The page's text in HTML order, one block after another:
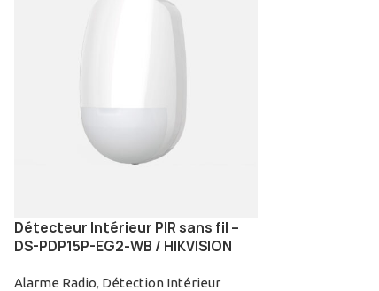
Détecteur Intérieur PIR sans fil –
DS-PDP15P-EG2-WB / HIKVISION
Alarme Radio, Détection Intérieur